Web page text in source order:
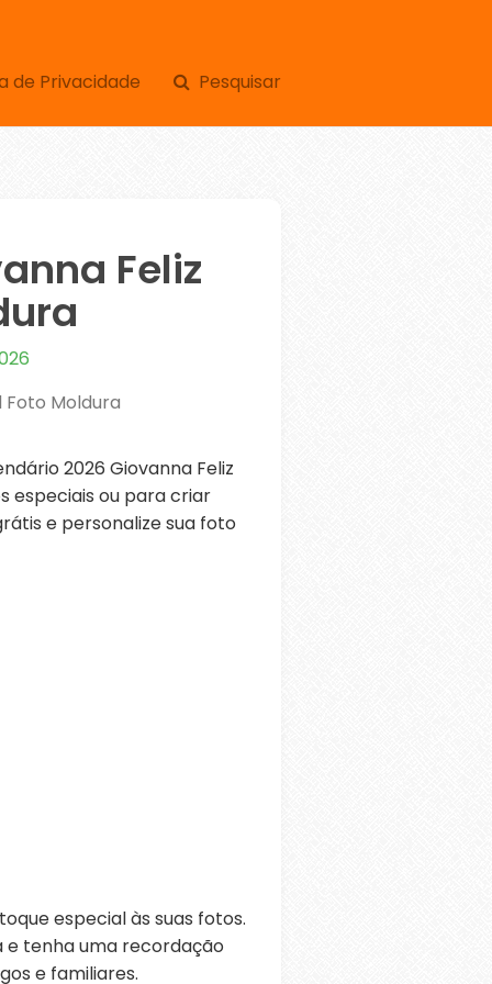
de Privacidade Pesquisar
Feliz
Foto Moldura
2026 Giovanna Feliz
especiais ou para criar
e personalize sua foto
especial às suas fotos.
e tenha uma recordação
e familiares.